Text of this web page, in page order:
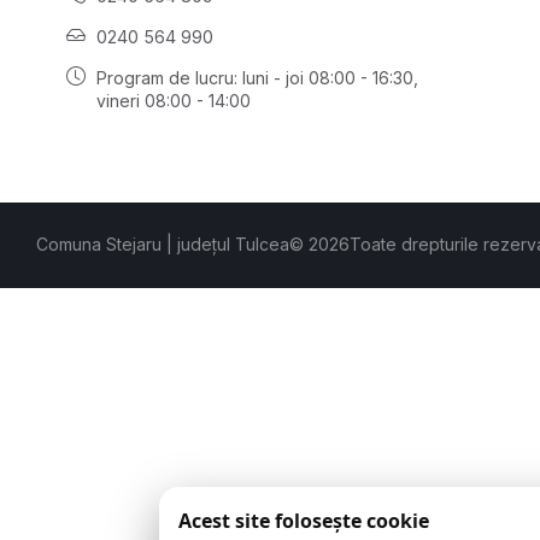
0240 564 990
Program de lucru: luni - joi 08:00 - 16:30,
vineri 08:00 - 14:00
Comuna Stejaru | județul Tulcea© 2026Toate drepturile
Acest site folosește cookie